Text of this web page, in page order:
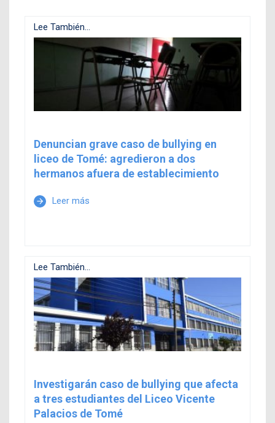
Lee También...
Denuncian grave caso de bullying en
liceo de Tomé: agredieron a dos
hermanos afuera de establecimiento
arrow_forward Leer más
Lee También...
Investigarán caso de bullying que afecta
a tres estudiantes del Liceo Vicente
Palacios de Tomé